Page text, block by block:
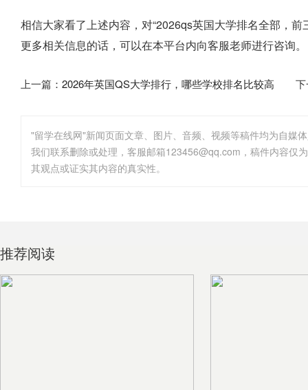
相信大家看了上述内容，对“2026qs英国大学排名全部，
更多相关信息的话，可以在本平台内向客服老师进行咨询。
上一篇： 2026年英国QS大学排行，哪些学校排名比较高
"留学在线网"新闻页面文章、图片、音频、视频等稿件均为自媒
其观点或证实其内容的真实性。
推荐阅读